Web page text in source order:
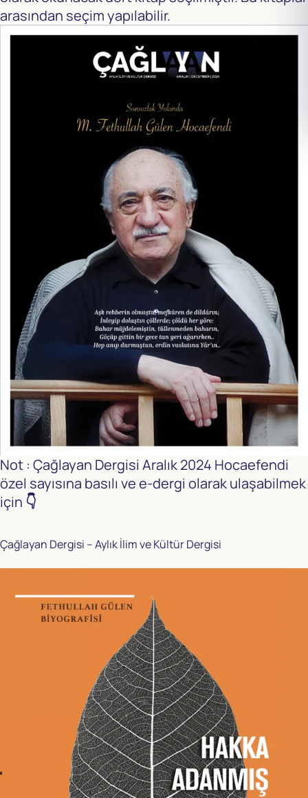
arasından seçim yapılabilir.
Not : Çağlayan Dergisi Aralık 2024 Hocaefendi
özel sayısına basılı ve e-dergi olarak ulaşabilmek
için 👇
Çağlayan Dergisi – Aylık İlim ve Kültür Dergisi